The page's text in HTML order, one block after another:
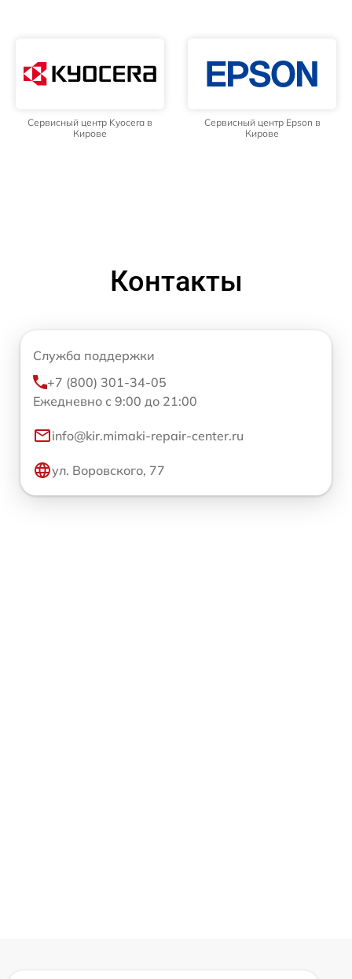
Сервисный центр Kyocera в
Кирове
Сервисный центр Epson в
Кирове
Контакты
Служба поддержки
+7 (800) 301-34-05
Ежедневно с 9:00 до 21:00
info@kir.mimaki-repair-center.ru
ул. Воровского, 77